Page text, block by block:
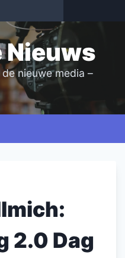
Nieuws
nieuwe media –
2.0 Dag